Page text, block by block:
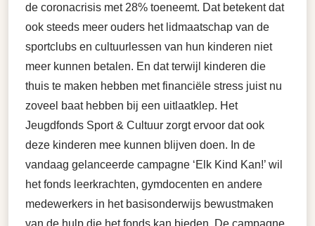
de coronacrisis met 28% toeneemt. Dat betekent dat
ook steeds meer ouders het lidmaatschap van de
sportclubs en cultuurlessen van hun kinderen niet
meer kunnen betalen. En dat terwijl kinderen die
thuis te maken hebben met financiële stress juist nu
zoveel baat hebben bij een uitlaatklep. Het
Jeugdfonds Sport & Cultuur zorgt ervoor dat ook
deze kinderen mee kunnen blijven doen. In de
vandaag gelanceerde campagne ‘Elk Kind Kan!’ wil
het fonds leerkrachten, gymdocenten en andere
medewerkers in het basisonderwijs bewustmaken
van de hulp die het fonds kan bieden. De campagne